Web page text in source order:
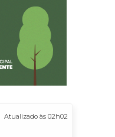
Atualizado às 02h02